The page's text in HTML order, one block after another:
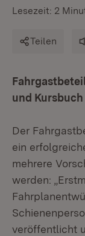
Lesezeit: 2
Teilen
und
Der
ein
mehrere
werden:
veröffentlicht